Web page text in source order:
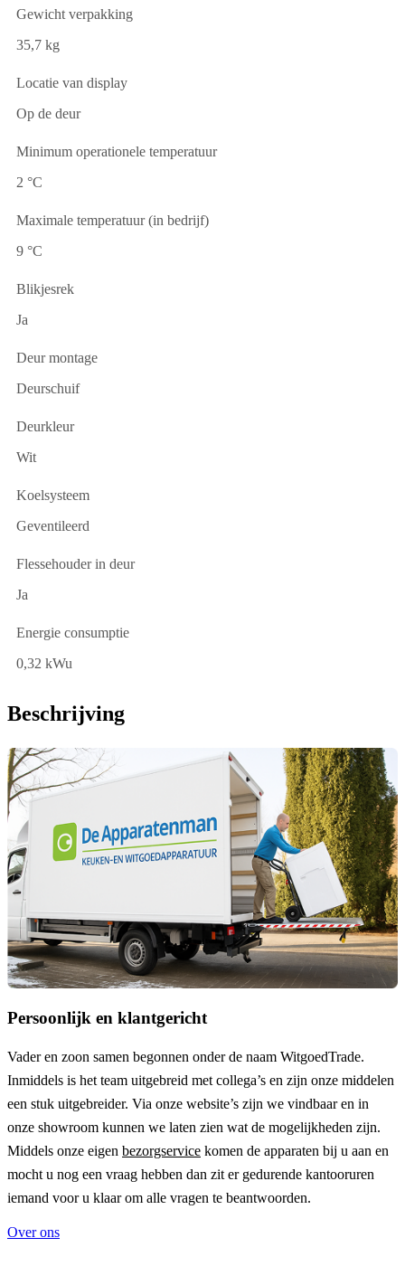
Gewicht verpakking
35,7 kg
Locatie van display
Op de deur
Minimum operationele temperatuur
2 °C
Maximale temperatuur (in bedrijf)
9 °C
Blikjesrek
Ja
Deur montage
Deurschuif
Deurkleur
Wit
Koelsysteem
Geventileerd
Flessehouder in deur
Ja
Energie consumptie
0,32 kWu
Beschrijving
Persoonlijk en klantgericht
Vader en zoon samen begonnen onder de naam WitgoedTrade.
Inmiddels is het team uitgebreid met collega’s en zijn onze middelen
een stuk uitgebreider. Via onze website’s zijn we vindbaar en in
onze showroom kunnen we laten zien wat de mogelijkheden zijn.
Middels onze eigen bezorgservice komen de apparaten bij u aan en
mocht u nog een vraag hebben dan zit er gedurende kantooruren
iemand voor u klaar om alle vragen te beantwoorden.
Over ons